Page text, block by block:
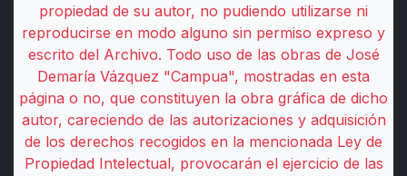
propiedad de su autor, no pudiendo utilizarse ni
reproducirse en modo alguno sin permiso expreso y
escrito del Archivo. Todo uso de las obras de José
Demaría Vázquez "Campua", mostradas en esta
página o no, que constituyen la obra gráfica de dicho
autor, careciendo de las autorizaciones y adquisición
de los derechos recogidos en la mencionada Ley de
Propiedad Intelectual, provocarán el ejercicio de las